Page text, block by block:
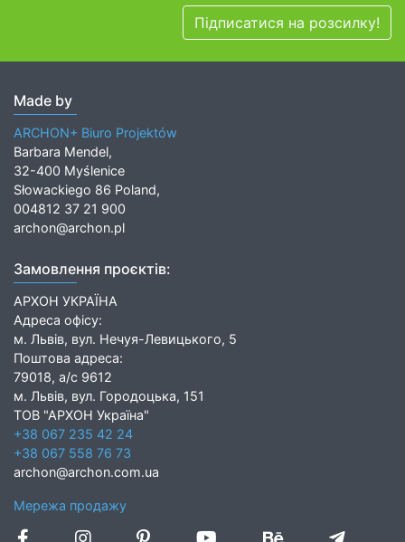
Підписатися на розсилку!
Made by
ARCHON+ Biuro Projektów
Barbara Mendel,
32-400 Myślenice
Słowackiego 86 Poland,
004812 37 21 900
archon@archon.pl
Замовлення проєктів:
АРХОН УКРАЇНА
Адреса офісу:
м. Львів, вул. Нечуя-Левицького, 5
Поштова адреса:
79018, а/с 9612
м. Львів, вул. Городоцька, 151
ТОВ "АРХОН Україна"
+38 067 235 42 24
+38 067 558 76 73
archon@archon.com.ua
Мережа продажу